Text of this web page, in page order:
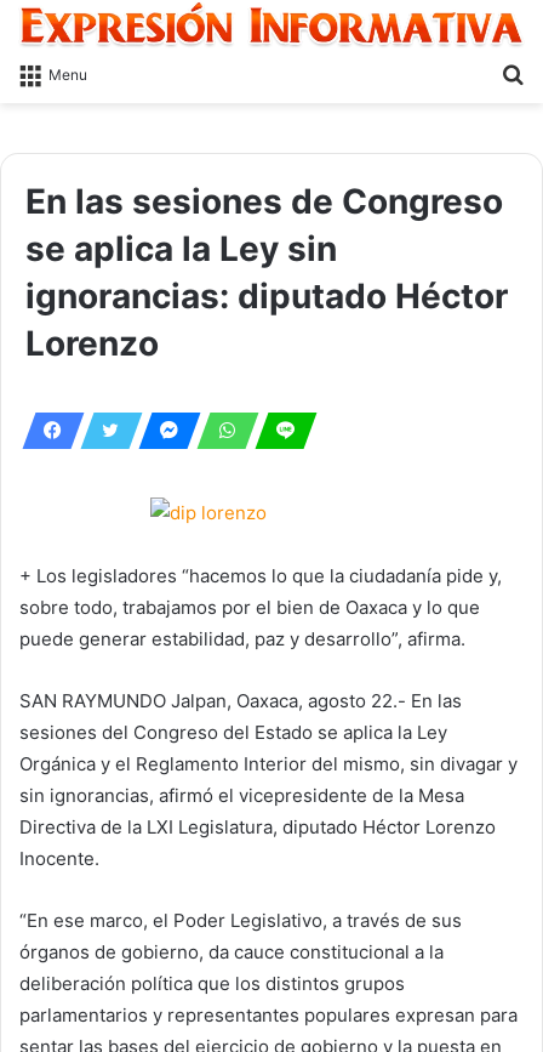
Menu
En las sesiones de Congreso
se aplica la Ley sin
ignorancias: diputado Héctor
Lorenzo
+ Los legisladores “hacemos lo que la ciudadanía pide y,
sobre todo, trabajamos por el bien de Oaxaca y lo que
puede generar estabilidad, paz y desarrollo”, afirma.
SAN RAYMUNDO Jalpan, Oaxaca, agosto 22.- En las
sesiones del Congreso del Estado se aplica la Ley
Orgánica y el Reglamento Interior del mismo, sin divagar y
sin ignorancias, afirmó el vicepresidente de la Mesa
Directiva de la LXI Legislatura, diputado Héctor Lorenzo
Inocente.
“En ese marco, el Poder Legislativo, a través de sus
órganos de gobierno, da cauce constitucional a la
deliberación política que los distintos grupos
parlamentarios y representantes populares expresan para
sentar las bases del ejercicio de gobierno y la puesta en